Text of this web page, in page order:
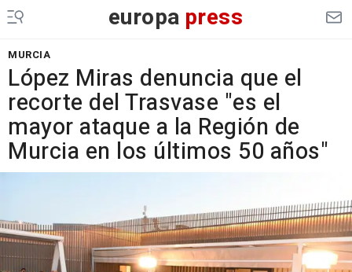
europa press
MURCIA
López Miras denuncia que el
recorte del Trasvase "es el
mayor ataque a la Región de
Murcia en los últimos 50 años"